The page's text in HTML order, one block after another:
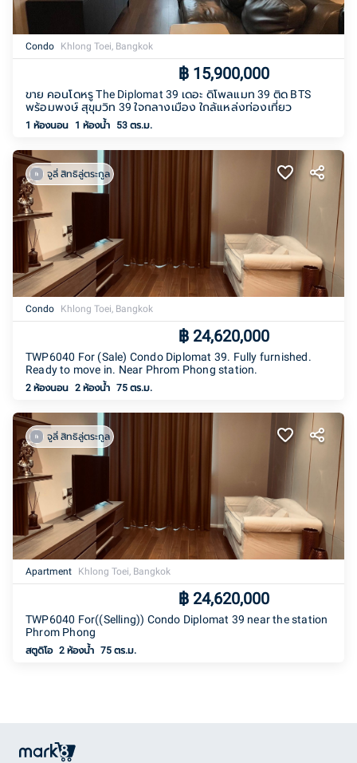
Condo Khlong Toei, Bangkok
฿ 15,900,000
ขาย คอนโดหรู The Diplomat 39 เดอะ ดิโพลแมท 39 ติด BTS
พร้อมพงษ์ สุขุมวิท 39 ใจกลางเมือง ใกล้แหล่งท่องเที่ยว
1 ห้องนอน 1 ห้องน้ำ 53 ตร.ม.
จูลี่ สิทธิลู่ตระกูล
Condo Khlong Toei, Bangkok
฿ 24,620,000
TWP6040 For (Sale) Condo Diplomat 39. Fully furnished.
Ready to move in. Near Phrom Phong station.
2 ห้องนอน 2 ห้องน้ำ 75 ตร.ม.
จูลี่ สิทธิลู่ตระกูล
Apartment Khlong Toei, Bangkok
฿ 24,620,000
TWP6040 For((Selling)) Condo Diplomat 39 near the station
Phrom Phong
สตูดิโอ 2 ห้องน้ำ 75 ตร.ม.